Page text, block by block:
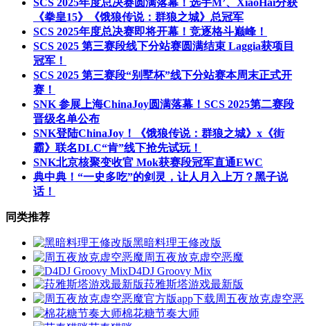
《拳皇15》《饿狼传说：群狼之城》总冠军
SCS 2025年度总决赛即将开幕！竞逐格斗巅峰！
SCS 2025 第三赛段线下分站赛圆满结束 Laggia获项目
冠军！
SCS 2025 第三赛段“别墅杯”线下分站赛本周末正式开
赛！
SNK 参展上海ChinaJoy圆满落幕！SCS 2025第二赛段
晋级名单公布
SNK登陆ChinaJoy！《饿狼传说：群狼之城》x《街
霸》联名DLC“肯”线下抢先试玩！
SNK北京核聚变收官 Mok获赛段冠军直通EWC
典中典！“一史多吃”的剑灵，让人月入上万？黑子说
话！
同类推荐
黑暗料理王修改版
周五夜放克虚空恶魔
D4DJ Groovy Mix
菈雅斯塔游戏最新版
周五夜放克虚空恶
棉花糖节奏大师